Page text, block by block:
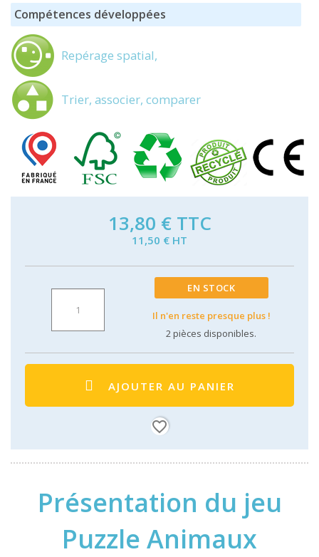
Compétences développées
Repérage spatial,
Trier, associer, comparer
13,80 € TTC
11,50 € HT
EN STOCK
Il n'en reste presque plus !
2pièces disponibles.
AJOUTER AU PANIER
favorite_border
Présentation du jeu
Puzzle Animaux